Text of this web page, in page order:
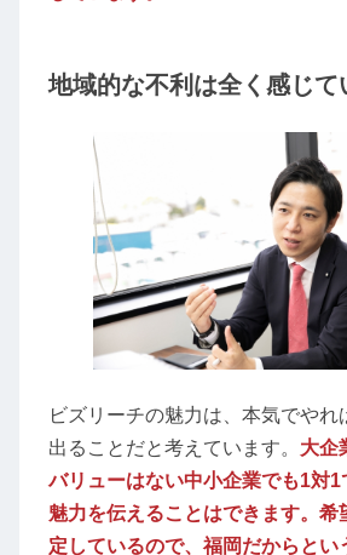
地域的な不利は全く感じて
ビズリーチの魅力は、本気でやれ
出ることだと考えています。 大企
バリューはない中小企業でも1対
魅力を伝えることはできます。希
定しているので、福岡だからとい